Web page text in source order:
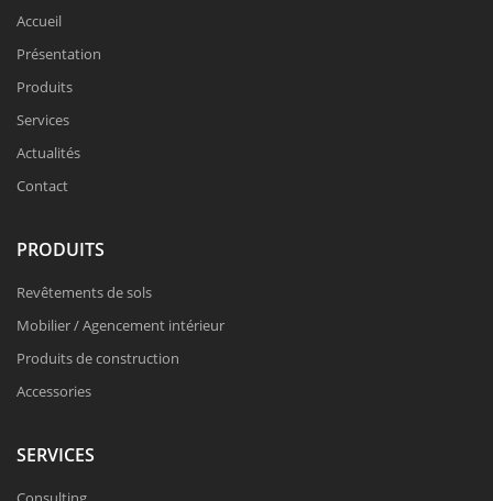
Accueil
Présentation
Produits
Services
Actualités
Contact
PRODUITS
Revêtements de sols
Mobilier / Agencement intérieur
Produits de construction
Accessories
SERVICES